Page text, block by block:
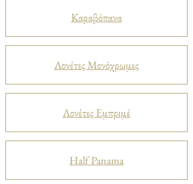
Καραβόπανα
Λονέτες Μονόχρωμες
Λονέτες Εμπριμέ
Half Panama